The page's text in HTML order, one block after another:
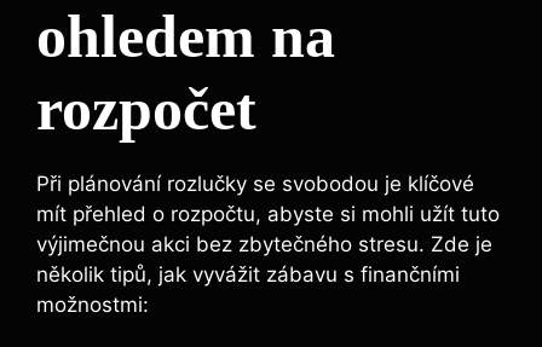
ohledem na
rozpočet
Při plánování rozlučky se svobodou je klíčové
mít přehled o rozpočtu, abyste si mohli užít tuto
výjimečnou akci bez zbytečného stresu. Zde je
několik tipů, jak vyvážit zábavu s finančními
možnostmi: